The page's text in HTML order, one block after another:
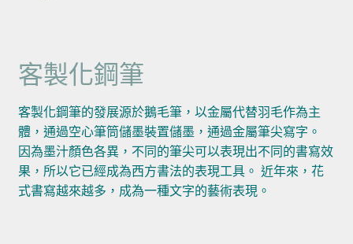
客製化鋼筆
客製化鋼筆的發展源於鵝毛筆，以金屬代替羽毛作為主
體，通過空心筆筒儲墨裝置儲墨，通過金屬筆尖寫字。
因為墨汁顏色各異，不同的筆尖可以表現出不同的書寫效
果，所以它已經成為西方書法的表現工具。 近年來，花
式書寫越來越多，成為一種文字的藝術表現。